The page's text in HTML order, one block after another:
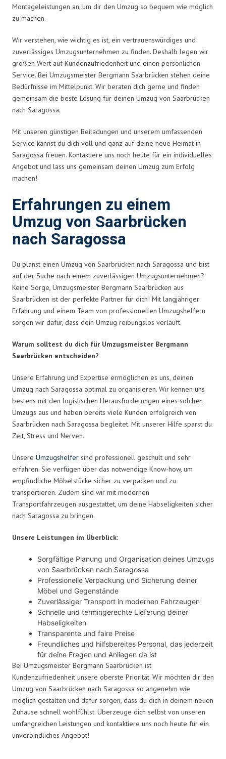
Montageleistungen an, um dir den Umzug so bequem wie möglich
zu machen.
Wir verstehen, wie wichtig es ist, ein vertrauenswürdiges und
zuverlässiges Umzugsunternehmen zu finden. Deshalb legen wir
großen Wert auf Kundenzufriedenheit und einen persönlichen
Service. Bei Umzugsmeister Bergmann Saarbrücken stehen deine
Bedürfnisse im Mittelpunkt. Wir beraten dich gerne und finden
gemeinsam die beste Lösung für deinen Umzug von Saarbrücken
nach Saragossa.
Mit unseren günstigen Beiladungen und unserem umfassenden
Service kannst du dich voll und ganz auf deine neue Heimat in
Saragossa freuen. Kontaktiere uns noch heute für ein individuelles
Angebot und lass uns gemeinsam deinen Umzug zum Erfolg
machen!
Erfahrungen zu einem
Umzug von Saarbrücken
nach Saragossa
Du planst einen Umzug von Saarbrücken nach Saragossa und bist
auf der Suche nach einem zuverlässigen Umzugsunternehmen?
Keine Sorge, Umzugsmeister Bergmann Saarbrücken aus
Saarbrücken ist der perfekte Partner für dich! Mit langjähriger
Erfahrung und einem Team von professionellen Umzugshelfern
sorgen wir dafür, dass dein Umzug reibungslos verläuft.
Warum solltest du dich für Umzugsmeister Bergmann
Saarbrücken entscheiden?
Unsere Erfahrung und Expertise ermöglichen es uns, deinen
Umzug nach Saragossa optimal zu organisieren. Wir kennen uns
bestens mit den logistischen Herausforderungen eines solchen
Umzugs aus und haben bereits viele Kunden erfolgreich von
Saarbrücken nach Saragossa begleitet. Mit unserer Hilfe sparst du
Zeit, Stress und Nerven.
Unsere Umzugshelfer sind professionell geschult und sehr
erfahren. Sie verfügen über das notwendige Know-how, um
empfindliche Möbelstücke sicher zu verpacken und zu
transportieren. Zudem sind wir mit modernen
Transportfahrzeugen ausgestattet, um deine Habseligkeiten sicher
nach Saragossa zu bringen.
Unsere Leistungen im Überblick:
Sorgfältige Planung und Organisation deines Umzugs
von Saarbrücken nach Saragossa
Professionelle Verpackung und Sicherung deiner
Möbel und Gegenstände
Zuverlässiger Transport in modernen Fahrzeugen
Schnelle und termingerechte Lieferung deiner
Habseligkeiten
Transparente und faire Preise
Freundliches und hilfsbereites Personal, das jederzeit
für deine Fragen und Anliegen da ist
Bei Umzugsmeister Bergmann Saarbrücken ist
Kundenzufriedenheit unsere oberste Priorität. Wir möchten dir den
Umzug von Saarbrücken nach Saragossa so angenehm wie
möglich gestalten und dafür sorgen, dass du dich in deinem neuen
Zuhause schnell wohlfühlst. Überzeuge dich selbst von unseren
umfangreichen Leistungen und kontaktiere uns noch heute für ein
unverbindliches Angebot!